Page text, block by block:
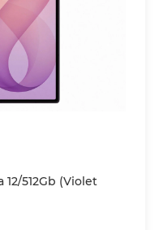
512Gb (Violet